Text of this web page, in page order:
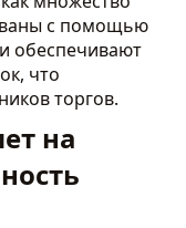
с помощью
обеспечивают
что
торгов.
на